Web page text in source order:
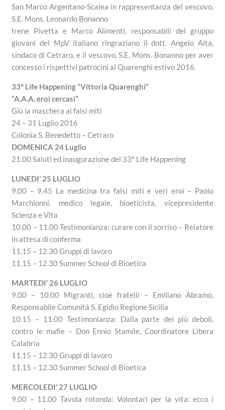
San Marco Argentano-Scalea in rappresentanza del vescovo,
S.E. Mons. Leonardo Bonanno
Irene Pivetta e Marco Alimenti, responsabili del gruppo
giovani del MpV italiano ringraziano il dott. Angelo Aita,
sindaco di Cetraro, e il vescovo, S.E. Mons. Bonanno per aver
concesso i rispettivi patrocini al Quarenghi estivo 2016.
33° Life Happening “Vittoria Quarenghi”
“A.A.A. eroi cercasi”
Giù la maschera ai falsi miti
24 – 31 Luglio 2016
Colonia S. Benedetto – Cetraro
DOMENICA 24 Luglio
21.00 Saluti ed inaugurazione del 33° Life Happening
LUNEDI’ 25 LUGLIO
9.00 – 9.45 La medicina tra falsi miti e veri eroi – Paolo
Marchionni, medico legale, bioeticista, vicepresidente
Scienza e Vita
10.00 – 11.00 Testimonianza: curare con il sorriso – Relatore
in attesa di conferma
11.15 – 12.30 Gruppi di lavoro
11.15 – 12.30 Summer School di Bioetica
MARTEDI’ 26 LUGLIO
9.00 – 10.00 Migranti, cioè fratelli – Emiliano Abramo,
Responsabile Comunità S. Egidio Regione Sicilia
10.15 – 11.00 Testimonianza: Dalla parte dei più deboli,
contro le mafie – Don Ennio Stamile, Coordinatore Libera
Calabria
11.15 – 12.30 Gruppi di lavoro
11.15 – 12.30 Summer School di Bioetica
MERCOLEDI’ 27 LUGLIO
9.00 – 11.00 Tavola rotonda: Volontari per la vita: ecco i